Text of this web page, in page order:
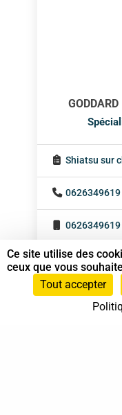
Shiatsu sur
0626349619
0626349619
Lyon
Ce site utilise des
ceux que vous
Tout accepter